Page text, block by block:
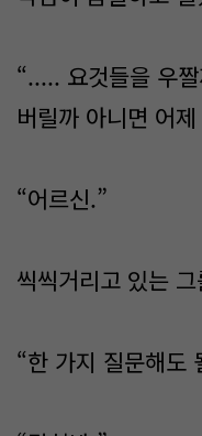
“..... 요것들을 우
버릴까 아니면 어
“어르신.”
씩씩거리고 있는
“한 가지 질문해도